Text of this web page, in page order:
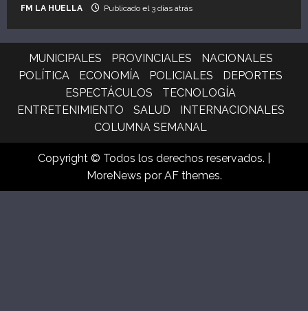
FM LA HUELLA Publicado el 3 días atrás
MUNICIPALES PROVINCIALES
NACIONALES
POLÍTICA
ECONOMÍA POLICIALES
DEPORTES
ESPECTÁCULOS
TECNOLOGÍA
ENTRETENIMIENTO
SALUD
INTERNACIONALES
COLUMNA SEMANAL
Copyright © Todos los derechos reservados.
MoreNews por AF themes.